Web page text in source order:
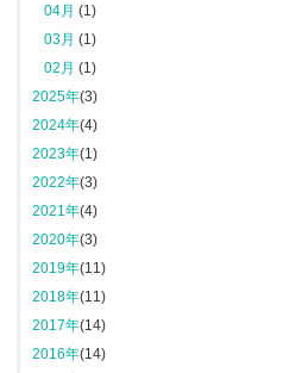
04月 (1)
03月 (1)
02月 (1)
2025年(3)
2024年(4)
2023年(1)
2022年(3)
2021年(4)
2020年(3)
2019年(11)
2018年(11)
2017年(14)
2016年(14)